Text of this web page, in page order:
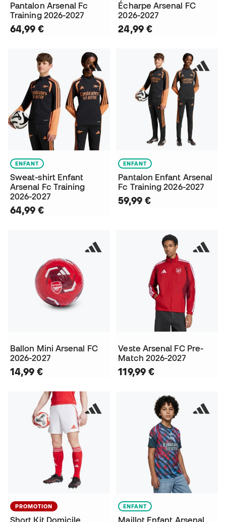
Pantalon Arsenal Fc
Training 2026-2027
64,99 €
Écharpe Arsenal FC
2026-2027
24,99 €
ENFANT
Sweat-shirt Enfant
Arsenal Fc Training
2026-2027
64,99 €
ENFANT
Pantalon Enfant Arsenal
Fc Training 2026-2027
59,99 €
Ballon Mini Arsenal FC
2026-2027
14,99 €
Veste Arsenal FC Pre-
Match 2026-2027
119,99 €
PROMOTION ENFANT